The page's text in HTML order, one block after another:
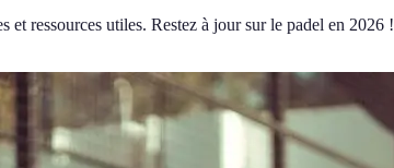
ressources utiles. Restez à jour sur le padel en 2026 !